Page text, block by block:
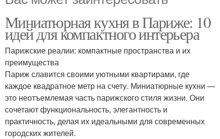
Миниатюрная кухня в Париже: 10
идей для компактного интерьера
Парижские реалии: компактные пространства и их
преимущества
Париж славится своими уютными квартирами, где
каждое квадратное метр на счету. Миниатюрные кухни —
это неотъемлемая часть парижского стиля жизни. Они
сочетают функциональность, элегантность и
практичность, делая их идеальными для современных
городских жителей.